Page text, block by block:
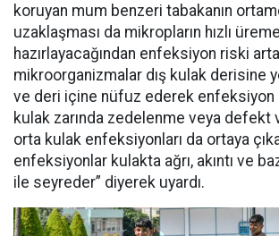
koruyan mum benzeri tabakanın
uzaklaşması da mikropların hızlı
hazırlayacağından enfeksiyon riski
mikroorganizmalar dış kulak derisine
ve deri içine nüfuz ederek enfeksiyon
kulak zarında zedelenme veya defekt
orta kulak enfeksiyonları da ortaya
enfeksiyonlar kulakta ağrı, akıntı ve
ile seyreder” diyerek uyardı.